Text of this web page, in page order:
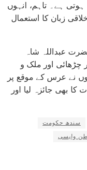
ہے۔ تاہم، انہوں
زبان کا استعمال
عبداللہ شاہ
چڑھائی اور ملک و
نے عرس کے موقع پر
بھی جائزہ لیا اور
سندھ حکومت
واپسی